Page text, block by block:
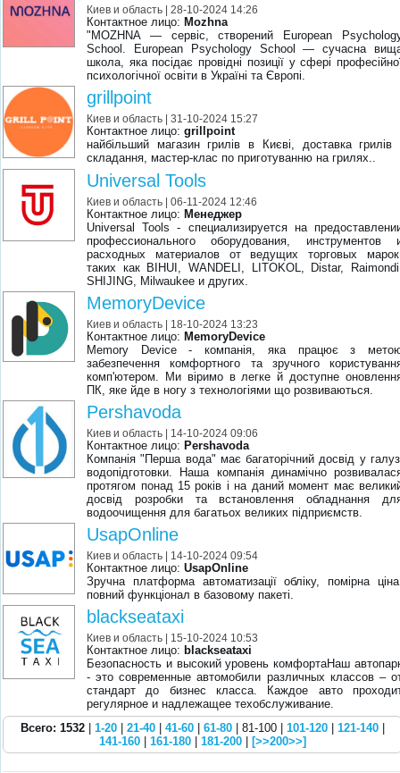
Киев и область | 28-10-2024 14:26
Контактное лицо: Mozhna
"MOZHNA — сервіс, створений European
School. European Psychology School — сучасна
школа, яка посідає провідні позиції у сфері
психологічної освіти в Україні та Європі.
grillpoint
Киев и область | 31-10-2024 15:27
Контактное лицо:grillpoint
найбільший магазин грилів в Києві, доставка грилів
складання, мастер-клас по приготуванню на грилях..
Universal Tools
Киев и область | 06-11-2024 12:46
Контактное лицо: Менеджер
Universal Tools - специализируется на
профессионального оборудования, инструментов
расходных материалов от ведущих торговых
таких как BIHUI, WANDELI, LITOKOL, Distar,
SHIJING, Milwaukee и других.
MemoryDevice
Киев и область | 18-10-2024 13:23
Контактное лицо: MemoryDevice
Memory Device - компанія, яка працює з
забезпечення комфортного та зручного
комп'ютером. Ми віримо в легке й доступне
ПК, яке йде в ногу з технологіями що розвиваються.
Pershavoda
Киев и область | 14-10-2024 09:06
Контактное лицо: Pershavoda
Компанія "Перша вода" має багаторічний досвід у
водопідготовки. Наша компанія динамічно
протягом понад 15 років і на даний момент має
досвід розробки та встановлення обладнання
водоочищення для багатьох великих підприємств.
UsapOnline
Киев и область | 14-10-2024 09:54
Контактное лицо:UsapOnline
Зручна платформа автоматизації обліку, помірна
повний функціонал в базовому пакеті.
blackseataxi
Киев и область | 15-10-2024 10:53
Контактное лицо: blackseataxi
Безопасность и высокий уровень комфортаНаш
- это современные автомобили различных классов –
стандарт до бизнес класса. Каждое авто
регулярное и надлежащее техобслуживание.
Всего: 1532
1-20 21-40 41-60 61-80 | 81-100 | 101-120 121-140
141-160
161-180 181-200 [>>200>>]